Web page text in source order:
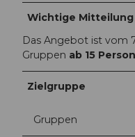
Wichtige Mitteilung
Das Angebot ist vom
Gruppen ab 15
Zielgruppe
Gruppen